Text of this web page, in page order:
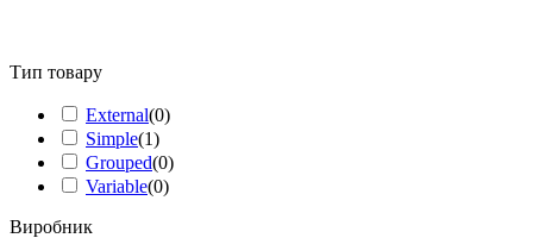
Тип товару
External(0)
Simple(1)
Grouped(0)
Variable(0)
Виробник